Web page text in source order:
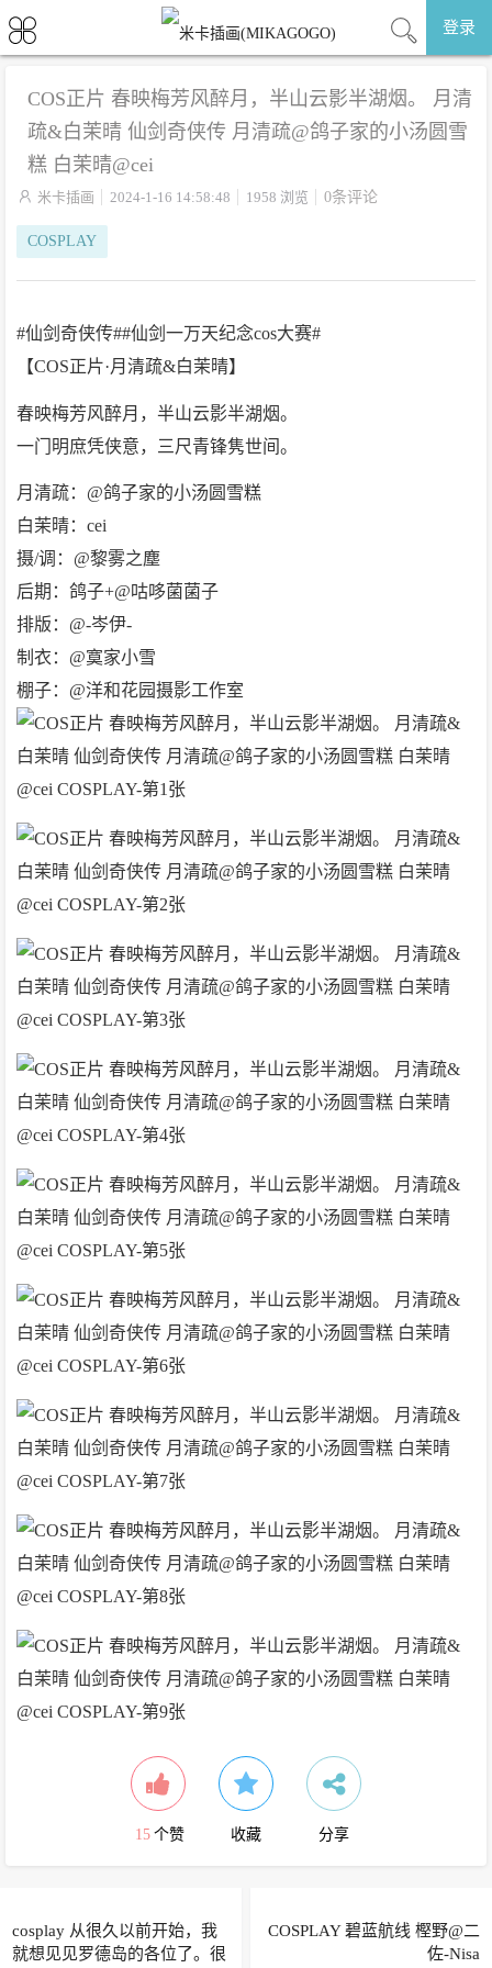
登录
COS正片 春映梅芳风醉月，半山云影半湖烟。 月清
疏&白茉晴 仙剑奇侠传 月清疏@鸽子家的小汤圆雪
糕 白茉晴@cei
 米卡插画 2024-1-16 14:58:48 1958 浏览 0条评论
COSPLAY
#仙剑奇侠传##仙剑一万天纪念cos大赛#
【COS正片·月清疏&白茉晴】
春映梅芳风醉月，半山云影半湖烟。
一门明庶凭侠意，三尺青锋隽世间。
月清疏：@鸽子家的小汤圆雪糕
白茉晴：cei
摄/调：@黎雾之塵
后期：鸽子+@咕哆菌菌子
排版：@-岑伊-
制衣：@寞家小雪
棚子：@洋和花园摄影工作室
15 个赞 收藏 分享
cosplay 从很久以前开始，我
就想见见罗德岛的各位了。很
COSPLAY 碧蓝航线 樫野@二
佐-Nisa